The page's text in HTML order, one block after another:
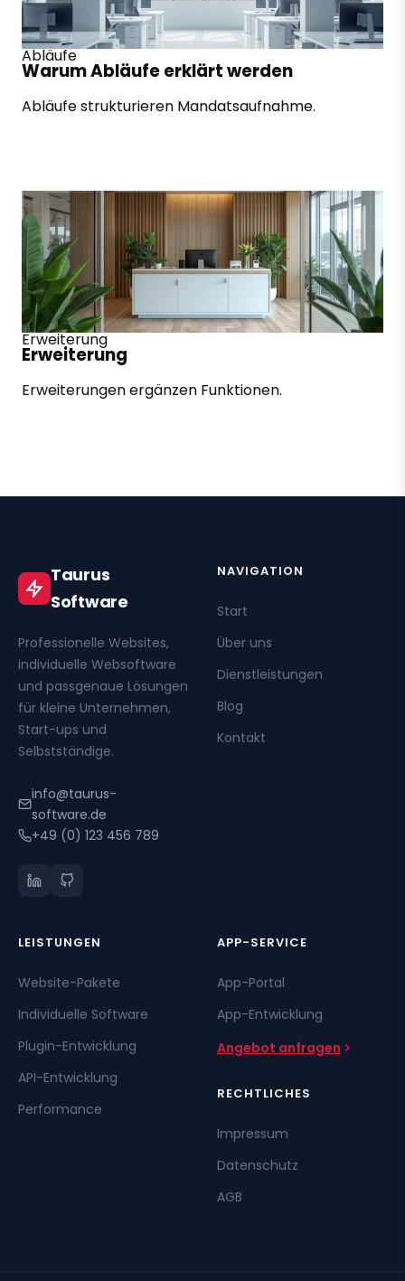
Abläufe
Warum Abläufe erklärt werden
Abläufe strukturieren Mandatsaufnahme.
Erweiterung
Erweiterung
Erweiterungen ergänzen Funktionen.
Taurus
Software
Professionelle Websites,
individuelle Websoftware
und passgenaue Lösungen
für kleine Unternehmen,
Start-ups und
Selbstständige.
info@taurus-
software.de
+49 (0) 123 456 789
NAVIGATION
Start
Über uns
Dienstleistungen
Blog
Kontakt
LEISTUNGEN
Website-Pakete
Individuelle Software
Plugin-Entwicklung
API-Entwicklung
Performance
APP-SERVICE
App-Portal
App-Entwicklung
Angebot anfragen
RECHTLICHES
Impressum
Datenschutz
AGB